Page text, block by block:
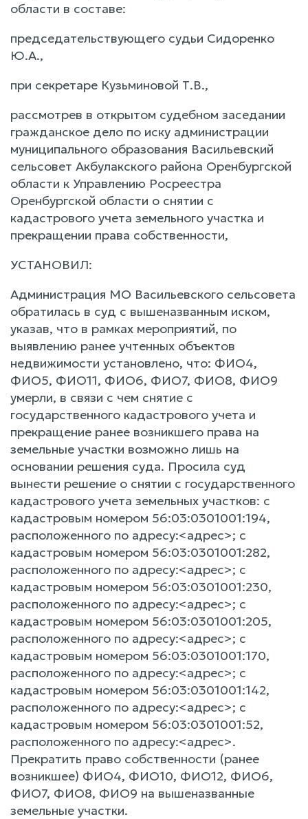
области в составе:
председательствующего судьи Сидоренко
Ю.А.,
при секретаре Кузьминовой Т.В.,
рассмотрев в открытом судебном заседании
гражданское дело по иску администрации
муниципального образования Васильевский
сельсовет Акбулакского района Оренбургской
области к Управлению Росреестра
Оренбургской области о снятии с
кадастрового учета земельного участка и
прекращении права собственности,
УСТАНОВИЛ:
Администрация МО Васильевского сельсовета
обратилась в суд с вышеназванным иском,
указав, что в рамках мероприятий, по
выявлению ранее учтенных объектов
недвижимости установлено, что: ФИО4,
ФИО5, ФИО11, ФИО6, ФИО7, ФИО8, ФИО9
умерли, в связи с чем снятие с
государственного кадастрового учета и
прекращение ранее возникшего права на
земельные участки возможно лишь на
основании решения суда. Просила суд
вынести решение о снятии с государственного
кадастрового учета земельных участков: с
кадастровым номером 56:03:0301001:194,
расположенного по адресу:<адрес>; с
кадастровым номером 56:03:0301001:282,
расположенного по адресу:<адрес>; с
кадастровым номером 56:03:0301001:230,
расположенного по адресу:<адрес>; с
кадастровым номером 56:03:0301001:205,
расположенного по адресу:<адрес>; с
кадастровым номером 56:03:0301001:170,
расположенного по адресу:<адрес>; с
кадастровым номером 56:03:0301001:142,
расположенного по адресу:<адрес>; с
кадастровым номером 56:03:0301001:52,
расположенного по адресу:<адрес>.
Прекратить право собственности (ранее
возникшее) ФИО4, ФИО10, ФИО12, ФИО6,
ФИО7, ФИО8, ФИО9 на вышеназванные
земельные участки.